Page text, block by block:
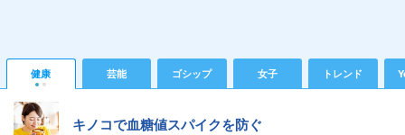
健康 芸能 ゴシップ 女子 トレンド
キノコで血糖値スパイクを防ぐ